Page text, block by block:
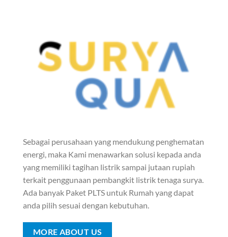
Sebagai perusahaan yang mendukung penghematan
energi, maka Kami menawarkan solusi kepada anda
yang memiliki tagihan listrik sampai jutaan rupiah
terkait penggunaan pembangkit listrik tenaga surya.
Ada banyak Paket PLTS untuk Rumah yang dapat
anda pilih sesuai dengan kebutuhan.
MORE ABOUT US